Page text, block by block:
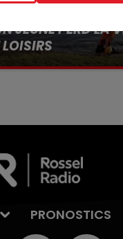
JEUNE PERD LA
à pic
PRONOSTICS